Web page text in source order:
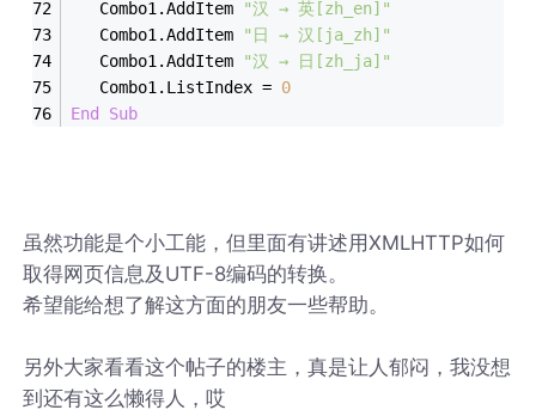
   Combo1.AddItem
"汉 → 英[zh_en]"
   Combo1.AddItem
"日 → 汉[ja_zh]"
   Combo1.AddItem
"汉 → 日[zh_ja]"
   Combo1.ListIndex =
0
End
Sub
虽然功能是个小工能，但里面有讲述用XMLHTTP如何
取得网页信息及UTF-8编码的转换。
希望能给想了解这方面的朋友一些帮助。
另外大家看看这个帖子的楼主，真是让人郁闷，我没想
到还有这么懒得人，哎